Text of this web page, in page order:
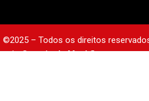
©2025 – Todos os direitos
peloCorreio da Manhã.